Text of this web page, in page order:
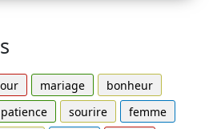
mariage
bonheur
patience sourire
femme